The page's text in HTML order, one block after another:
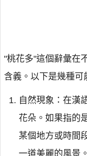
"桃花多"這個辭彙在
含義。以下是幾種可
自然現象：在漢
花朵。如果指的
某個地方或時間
一道美麗的風景。